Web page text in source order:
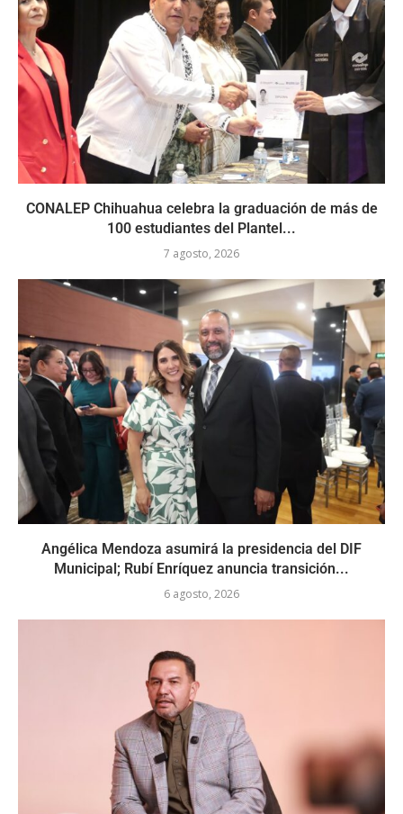
CONALEP Chihuahua celebra la graduación de más de
100 estudiantes del Plantel...
7 agosto, 2026
Angélica Mendoza asumirá la presidencia del DIF
Municipal; Rubí Enríquez anuncia transición...
6 agosto, 2026